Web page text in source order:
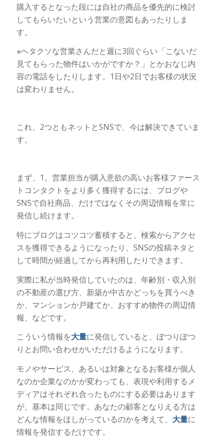
購入するとなった段には自社の商品を優先的に検討
してもらいたいという営業の意図もあったりしま
す。
※ヘタクソな営業さんだと週に3回ぐらい「こないだ
見てもらった物件はいかがですか？」とかおなじ内
容の電話をしたりします。1日や2日でお客様の状況
は変わりません。
これ、2つともネットとSNSで、今は解決できていま
す。
まず、1。営業担当が購入意欲の高いお客様ファース
トコンタクトをより多く獲得するには、ブログや
SNSで自社商品、だけではなくその周辺情報を常に
発信し続けます。
特にブログはコツコツ蓄積すると、検索からアクセ
スを獲得できるようになったり、SNSの投稿ネタと
して時間が経過してから再利用したりできます。
実際に私が当時発信していたのは、年齢別・収入別
の不動産の選び方、新築か中古かどっちを買うべき
か、マンションか戸建てか、おすすめ物件の周辺情
報、などです。
こういう情報を大量に発信していると、ぽつりぽつ
りとお問い合わせがいただけるようになります。
モノやサービス、あるいは対象となるお客様が個人
なのか企業なのかが変わっても、表現や利用するメ
ディアはそれぞれ合ったものにする必要はあります
が、基本は同じです。あなたの顧客となりえる方は
どんな情報をほしがっているのかを考えて、 大量に
情報を発信するだけです。